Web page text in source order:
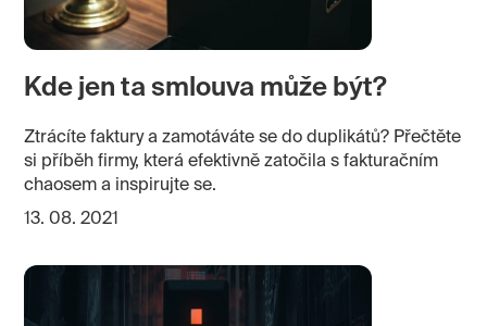
Kde jen ta smlouva může být?
Ztrácíte faktury a zamotáváte se do duplikátů? Přečtěte
si příběh firmy, která efektivně zatočila s fakturačním
chaosem a inspirujte se.
13. 08. 2021